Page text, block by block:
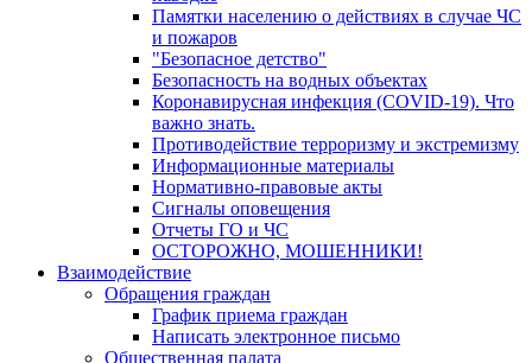
Памятки населению о действиях в случае ЧС
и пожаров
"Безопасное детство"
Безопасность на водных объектах
Коронавирусная инфекция (COVID-19). Что
важно знать.
Противодействие терроризму и экстремизму
Информационные материалы
Нормативно-правовые акты
Сигналы оповещения
Отчеты ГО и ЧС
ОСТОРОЖНО, МОШЕННИКИ!
Взаимодействие
Обращения граждан
График приема граждан
Написать электронное письмо
Общественная палата